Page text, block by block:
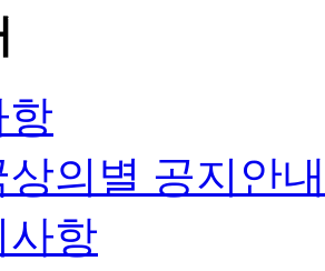
항
상의별 공지안내
사항